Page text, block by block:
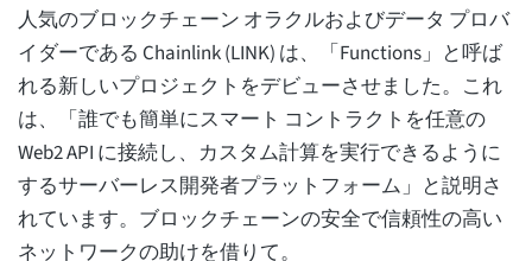
人気のブロックチェーン オラクルおよびデータ プロバ
イダーである Chainlink (LINK) は、「Functions」と呼ば
れる新しいプロジェクトをデビューさせました。これ
は、「誰でも簡単にスマート コントラクトを任意の
Web2 API に接続し、カスタム計算を実行できるように
するサーバーレス開発者プラットフォーム」と説明さ
れています。ブロックチェーンの安全で信頼性の高い
ネットワークの助けを借りて。